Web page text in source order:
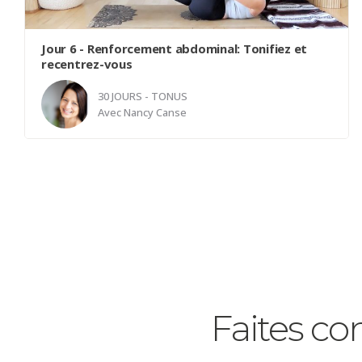
Jour 6 - Renforcement abdominal: Tonifiez et
recentrez-vous
30 JOURS - TONUS
AvecNancy Canse
votre corps, ajustez les mouvements selon vos
Faites